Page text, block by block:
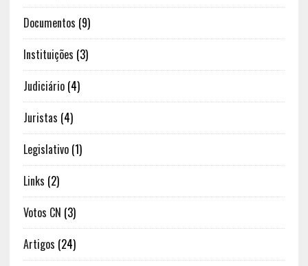
Documentos (9)
Instituições (3)
Judiciário(4)
Juristas (4)
Legislativo(1)
Links (2)
Votos CN (3)
Artigos (24)